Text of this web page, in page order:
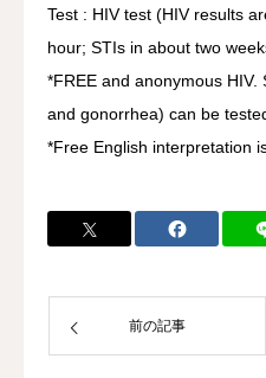
Test : HIV test (HIV results
hour; STIs in about two
*FREE and anonymous HIV.
and gonorrhea) can be
*Free English interpretation
前の記事